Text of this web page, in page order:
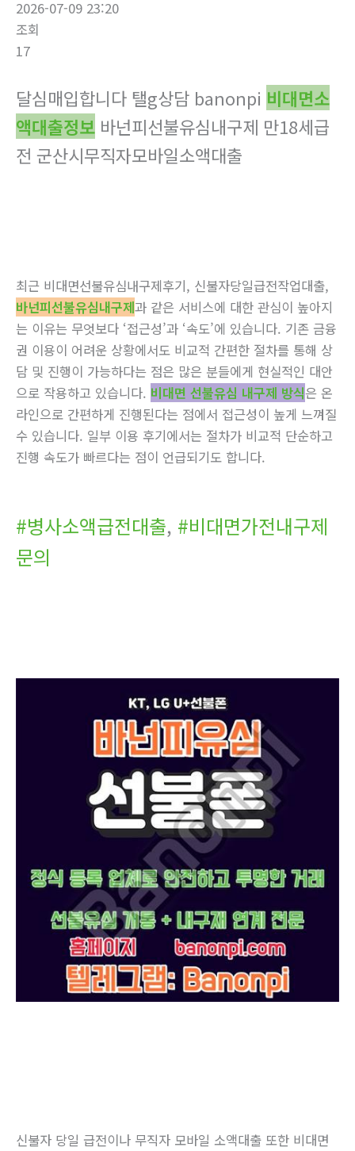
2026-07-09 23:20
조회
17
달심매입합니다 탤g상담 banonpi 비대면소
액대출정보 바넌피선불유심내구제 만18세급
전 군산시무직자모바일소액대출
최근 비대면선불유심내구제후기, 신불자당일급전작업대출,
바넌피선불유심내구제과 같은 서비스에 대한 관심이 높아지
는 이유는 무엇보다 ‘접근성’과 ‘속도’에 있습니다. 기존 금융
권 이용이 어려운 상황에서도 비교적 간편한 절차를 통해 상
담 및 진행이 가능하다는 점은 많은 분들에게 현실적인 대안
으로 작용하고 있습니다. 비대면 선불유심 내구제 방식은 온
라인으로 간편하게 진행된다는 점에서 접근성이 높게 느껴질
수 있습니다. 일부 이용 후기에서는 절차가 비교적 단순하고
진행 속도가 빠르다는 점이 언급되기도 합니다.
#병사소액급전대출, #비대면가전내구제
문의
신불자 당일 급전이나 무직자 모바일 소액대출 또한 비대면